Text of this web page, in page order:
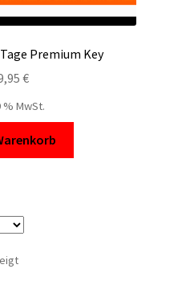
Premium Key
€
% MwSt.
Nach